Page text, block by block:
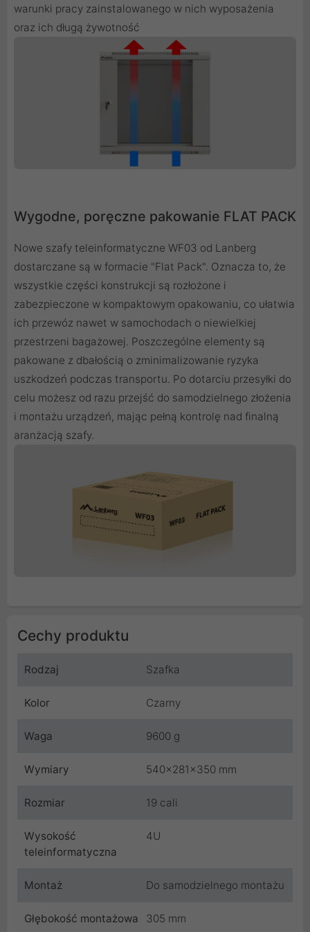
warunki pracy zainstalowanego w nich wyposażenia
oraz ich długą żywotność
Wygodne, poręczne pakowanie FLAT PACK
Nowe szafy teleinformatyczne WF03 od Lanberg
dostarczane są w formacie "Flat Pack". Oznacza to, że
wszystkie części konstrukcji są rozłożone i
zabezpieczone w kompaktowym opakowaniu, co ułatwia
ich przewóz nawet w samochodach o niewielkiej
przestrzeni bagażowej. Poszczególne elementy są
pakowane z dbałością o zminimalizowanie ryzyka
uszkodzeń podczas transportu. Po dotarciu przesyłki do
celu możesz od razu przejść do samodzielnego złożenia
i montażu urządzeń, mając pełną kontrolę nad finalną
aranżacją szafy.
Cechy produktu
Rodzaj Szafka
Kolor Czarny
Waga 9600 g
Wymiary 540x281x350 mm
Rozmiar 19 cali
Wysokość
teleinformatyczna
4U
Montaż Do samodzielnego montażu
Głębokość montażowa 305 mm